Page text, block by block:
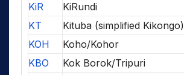
KiR
KiRundi
KT
Kituba (simplified Kikongo)
KOH
Koho/Kohor
KBO
Kok Borok/Tripuri